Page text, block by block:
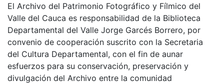
El Archivo del Patrimonio Fotográfico y Fílmico del
Valle del Cauca es responsabilidad de la Biblioteca
Departamental del Valle Jorge Garcés Borrero, por
convenio de cooperación suscrito con la Secretaria
del Cultura Departamental, con el fin de aunar
esfuerzos para su conservación, preservación y
divulgación del Archivo entre la comunidad